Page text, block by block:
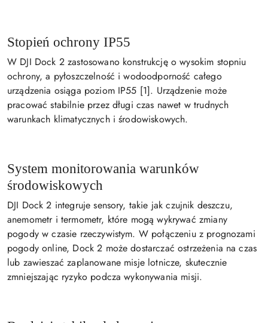
Stopień ochrony IP55
W DJI Dock 2 zastosowano konstrukcję o wysokim stopniu
ochrony, a pyłoszczelność i wodoodporność całego
urządzenia osiąga poziom IP55 [1]. Urządzenie może
pracować stabilnie przez długi czas nawet w trudnych
warunkach klimatycznych i środowiskowych.
System monitorowania warunków
środowiskowych
DJI Dock 2 integruje sensory, takie jak czujnik deszczu,
anemometr i termometr, które mogą wykrywać zmiany
pogody w czasie rzeczywistym. W połączeniu z prognozami
pogody online, Dock 2 może dostarczać ostrzeżenia na czas
lub zawieszać zaplanowane misje lotnicze, skutecznie
zmniejszając ryzyko podcza wykonywania misji.